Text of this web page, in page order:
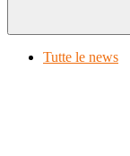
Tutte le news